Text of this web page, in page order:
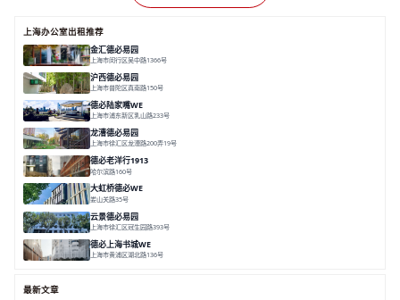
上海办公室出租推荐
金汇德必易园
上海市闵行区吴中路1366号
沪西德必易园
上海市普陀区真南路150号
德必陆家嘴WE
上海市浦东新区乳山路233号
龙漕德必易园
上海市徐汇区龙漕路200弄19号
德必老洋行1913
哈尔滨路160号
大虹桥德必WE
娄山关路35号
云景德必易园
上海市徐汇区冠生园路393号
德必上海书城WE
上海市黄浦区湖北路136号
最新文章